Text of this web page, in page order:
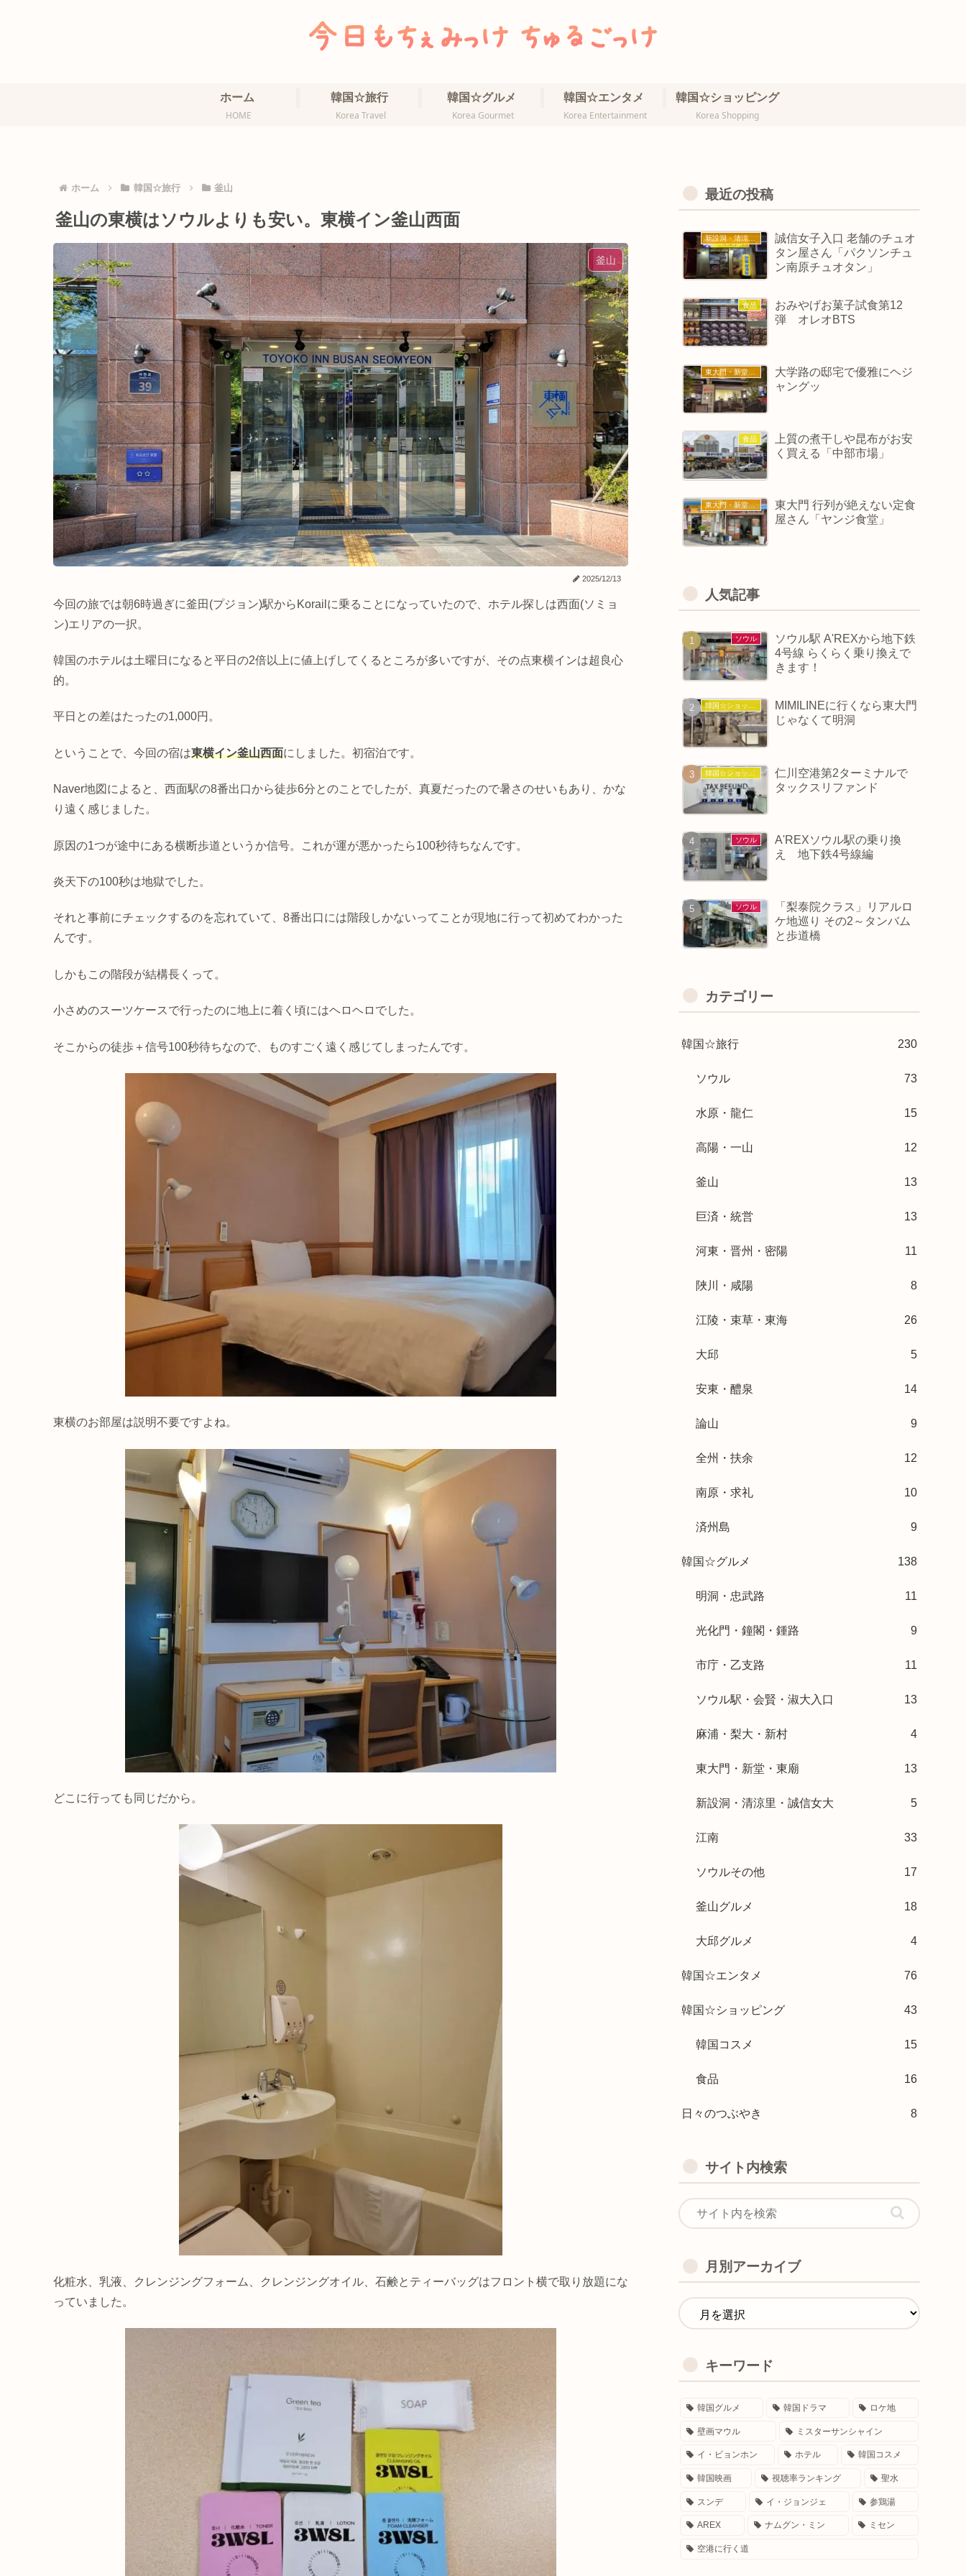
ホーム
HOME
韓国☆旅行
Korea Travel
韓国☆グルメ
Korea Gourmet
韓国☆エンタメ
Korea Entertainment
韓国☆ショッピング
Korea Shopping
ホーム 韓国☆旅行 釜山
釜山の東横はソウルよりも安い。東横イン釜山西面
釜山
2025/12/13
今回の旅では朝6時過ぎに釜田(プジョン)駅からKorailに乗ることになっていたので、ホテル探しは西面(ソミョ
ン)エリアの一択。
韓国のホテルは土曜日になると平日の2倍以上に値上げしてくるところが多いですが、その点東横インは超良心
的。
平日との差はたったの1,000円。
ということで、今回の宿は東横イン釜山西面にしました。初宿泊です。
Naver地図によると、西面駅の8番出口から徒歩6分とのことでしたが、真夏だったので暑さのせいもあり、かな
り遠く感じました。
原因の1つが途中にある横断歩道というか信号。これが運が悪かったら100秒待ちなんです。
炎天下の100秒は地獄でした。
それと事前にチェックするのを忘れていて、8番出口には階段しかないってことが現地に行って初めてわかった
んです。
しかもこの階段が結構長くって。
小さめのスーツケースで行ったのに地上に着く頃にはヘロヘロでした。
そこからの徒歩＋信号100秒待ちなので、ものすごく遠く感じてしまったんです。
東横のお部屋は説明不要ですよね。
どこに行っても同じだから。
化粧水、乳液、クレンジングフォーム、クレンジングオイル、石鹸とティーバッグはフロント横で取り放題にな
っていました。
最近の投稿
新設洞・清涼里・誠信女大
誠信女子入口 老舗のチュオ
タン屋さん「パクソンチュ
ン南原チュオタン」
食品
おみやげお菓子試食第12
弾 オレオBTS
大学路の邸宅で優雅にヘジ
ャングッ
食品
上質の煮干しや昆布がお安
く買える「中部市場」
東大門・新堂・東廟
東大門 行列が絶えない定食
屋さん「ヤンジ食堂」
人気記事
ソウル
ソウル駅 A'REXから地下鉄
4号線 らくらく乗り換えで
きます！
韓国☆ショッピング
MIMILINEに行くなら東大門
じゃなくて明洞
仁川空港第2ターミナルで
タックスリファンド
ソウル
A'REXソウル駅の乗り換
え 地下鉄4号線編
ソウル
「梨泰院クラス」リアルロ
ケ地巡り その2～タンバム
と歩道橋
カテゴリー
韓国☆旅行 230
ソウル 73
水原・龍仁 15
高陽・一山 12
釜山 13
巨済・統営 13
河東・晋州・密陽 11
陜川・咸陽 8
江陵・束草・東海 26
大邱 5
安東・醴泉 14
論山 9
全州・扶余 12
南原・求礼 10
済州島 9
韓国☆グルメ 138
明洞・忠武路 11
光化門・鐘閣・鍾路 9
市庁・乙支路 11
ソウル駅・会賢・淑大入口 13
麻浦・梨大・新村 4
東大門・新堂・東廟 13
新設洞・清涼里・誠信女大 5
江南 33
ソウルその他 17
釜山グルメ 18
大邱グルメ 4
韓国☆エンタメ 76
韓国☆ショッピング 43
韓国コスメ 15
食品 16
日々のつぶやき 8
サイト内検索
月別アーカイブ
キーワード
韓国グルメ 韓国ドラマ ロケ地
壁画マウル ミスターサンシャイン
イ・ビョンホン ホテル 韓国コスメ
韓国映画 視聴率ランキング 聖水
スンデ イ・ジョンジェ 参鶏湯
AREX ナムグン・ミン ミセン
空港に行く道